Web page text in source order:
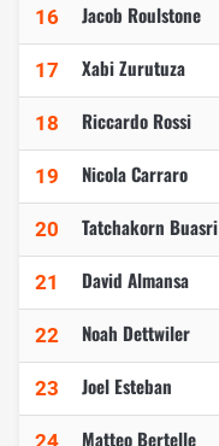
16 Jacob Roulstone
17 Xabi Zurutuza
18 Riccardo Rossi
19 Nicola Carraro
20 Tatchakorn Buasri
21 David Almansa
22 Noah Dettwiler
23 Joel Esteban
Matteo Bertelle